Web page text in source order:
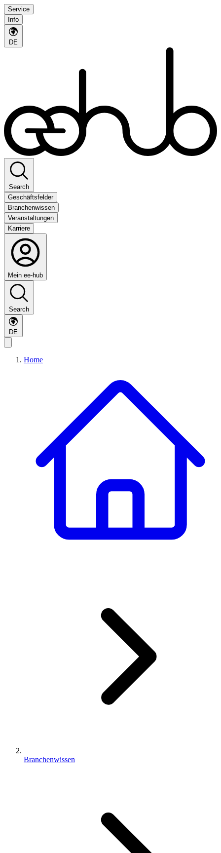
Service
Info
DE
Search
Geschäftsfelder
Branchenwissen
Veranstaltungen
Karriere
Mein ee-hub
Search
DE
Home
Branchenwissen